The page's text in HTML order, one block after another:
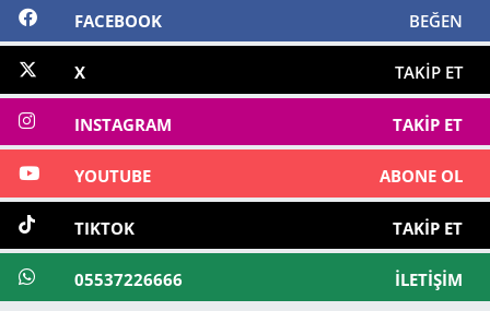
FACEBOOK BEĞEN
X TAKIP ET
INSTAGRAM TAKIP ET
YOUTUBE ABONE OL
TIKTOK TAKIP ET
05537226666 İLETIŞIM